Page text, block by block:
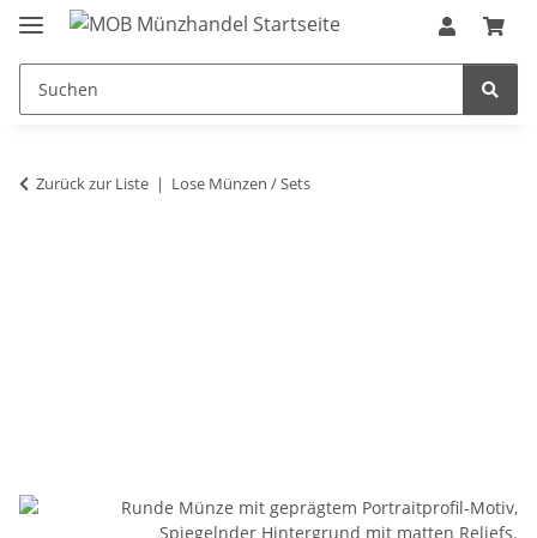
Zurück zur Liste Lose Münzen / Sets